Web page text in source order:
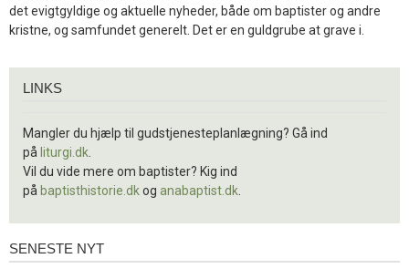
det evigtgyldige og aktuelle nyheder, både om baptister og andre
kristne, og samfundet generelt. Det er en guldgrube at grave i.
LINKS
Mangler du hjælp til gudstjenesteplanlægning? Gå ind
på liturgi.dk
Vil du vide mere om baptister? Kig ind
på baptisthistorie.dkog anabaptist.dk
Seneste
SENESTE NYT